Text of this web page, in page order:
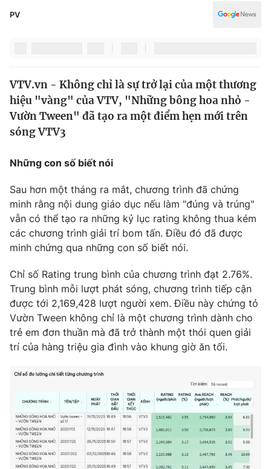
Tin tức
Thế giới đó đây
Câu chuyện quốc tế
Kinh tế
Tài chính
Dữ liệu và đời sống
Truyền hình
Phim VTV
Hậu trường
Nhân vật
Khán giả
Giải sao mai
Giải trí
Điện ảnh
Âm nhạc
Sao
Đời sống
Du lịch
Làm đẹp
Chất lượng cuộc sống
Giáo dục
Tuyển sinh
Học trực tuyến
Công nghệ
Hitech Công nghệ tương lai
Giao lưu trực tuyến
Chuyên mục khác
Emagazine Podcast
PV
VTV.vn - Không chỉ là sự trở lại của một thương
hiệu "vàng" của VTV, "Những bông hoa nhỏ -
Vườn Tween" đã tạo ra một điểm hẹn mới trên
sóng VTV3
Những con số biết nói
Sau hơn một tháng ra mắt, chương trình đã chứng
minh rằng nội dung giáo dục nếu làm "đúng và trúng"
vẫn có thể tạo ra những kỷ lục rating không thua kém
các chương trình giải trí bom tấn. Điều đó đã được
minh chứng qua những con số biết nói.
Chỉ số Rating trung bình của chương trình đạt 2.76%.
Trung bình mỗi lượt phát sóng, chương trình tiếp cận
được tới 2,169,428 lượt người xem. Điều này chứng tỏ
Vườn Tween không chỉ là một chương trình dành cho
trẻ em đơn thuần mà đã trở thành một thói quen giải
trí của hàng triệu gia đình vào khung giờ ăn tối.